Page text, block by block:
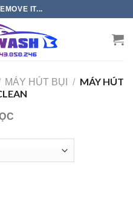
IT...
MÁY HÚT BỤI / MÁY HÚT